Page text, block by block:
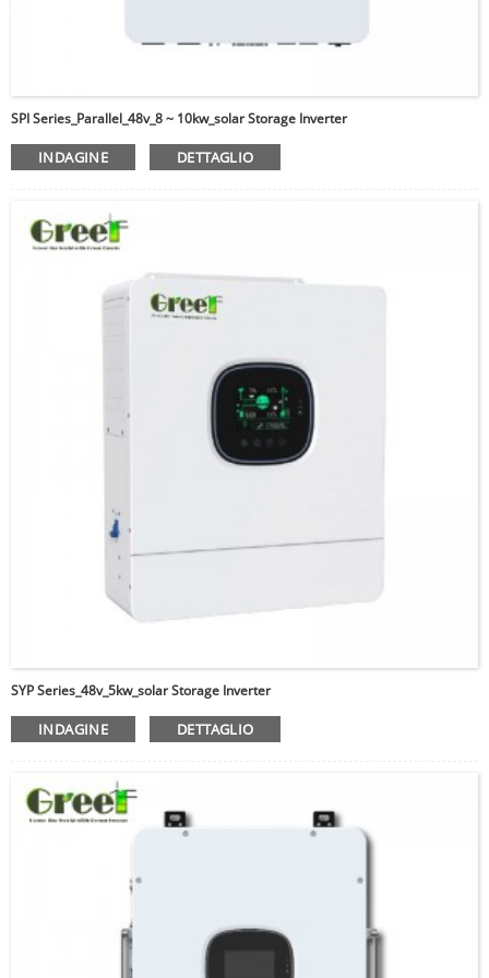
SPI Series_Parallel_48v_8 ~ 10kw_solar Storage Inverter
INDAGINE DETTAGLIO
SYP Series_48v_5kw_solar Storage Inverter
INDAGINE DETTAGLIO